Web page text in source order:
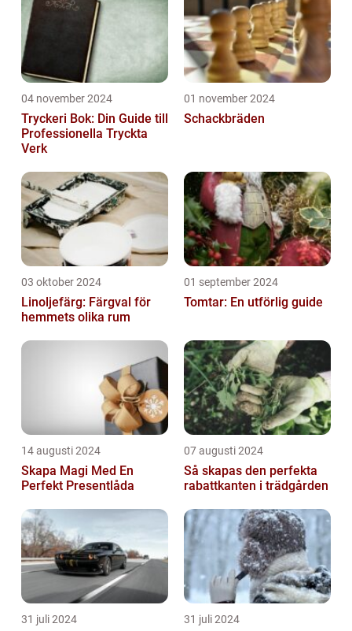
04 november 2024
Tryckeri Bok: Din Guide till
Professionella Tryckta
Verk
01 november 2024
Schackbräden
03 oktober 2024
Linoljefärg: Färgval för
hemmets olika rum
01 september 2024
Tomtar: En utförlig guide
14 augusti 2024
Skapa Magi Med En
Perfekt Presentlåda
07 augusti 2024
Så skapas den perfekta
rabattkanten i trädgården
31 juli 2024 31 juli 2024